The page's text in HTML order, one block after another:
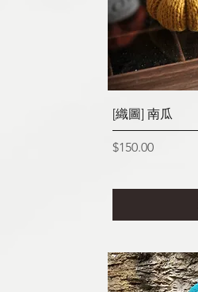
[織圖] 南瓜
價格
$150.00